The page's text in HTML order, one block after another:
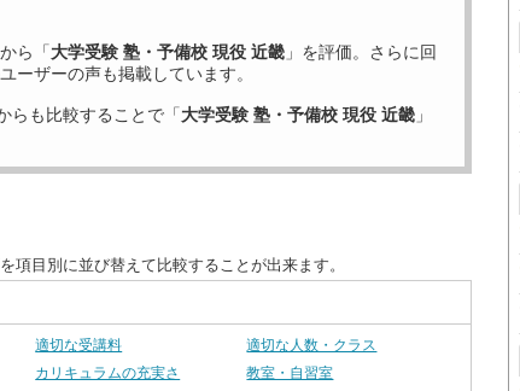
ら「大学受験 塾・予備校 現役 近畿 」を評価。さらに回
ーザーの声も掲載しています。
らも比較することで「大学受験 塾・予備校 現役 近畿 」
項目別に並び替えて比較することが出来ます。
適切な受講料
適切な人数・クラス
カリキュラムの充実さ
教室・自習室